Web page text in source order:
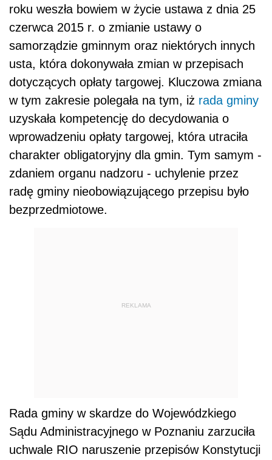
roku weszła bowiem w życie ustawa z dnia 25
czerwca 2015 r. o zmianie ustawy o
samorządzie gminnym oraz niektórych innych
usta, która dokonywała zmian w przepisach
dotyczących opłaty targowej. Kluczowa zmiana
w tym zakresie polegała na tym, iż rada gminy
uzyskała kompetencję do decydowania o
wprowadzeniu opłaty targowej, która utraciła
charakter obligatoryjny dla gmin. Tym samym -
zdaniem organu nadzoru - uchylenie przez
radę gminy nieobowiązującego przepisu było
bezprzedmiotowe.
REKLAMA
Rada gminy w skardze do Wojewódzkiego
Sądu Administracyjnego w Poznaniu zarzuciła
uchwale RIO naruszenie przepisów Konstytucji